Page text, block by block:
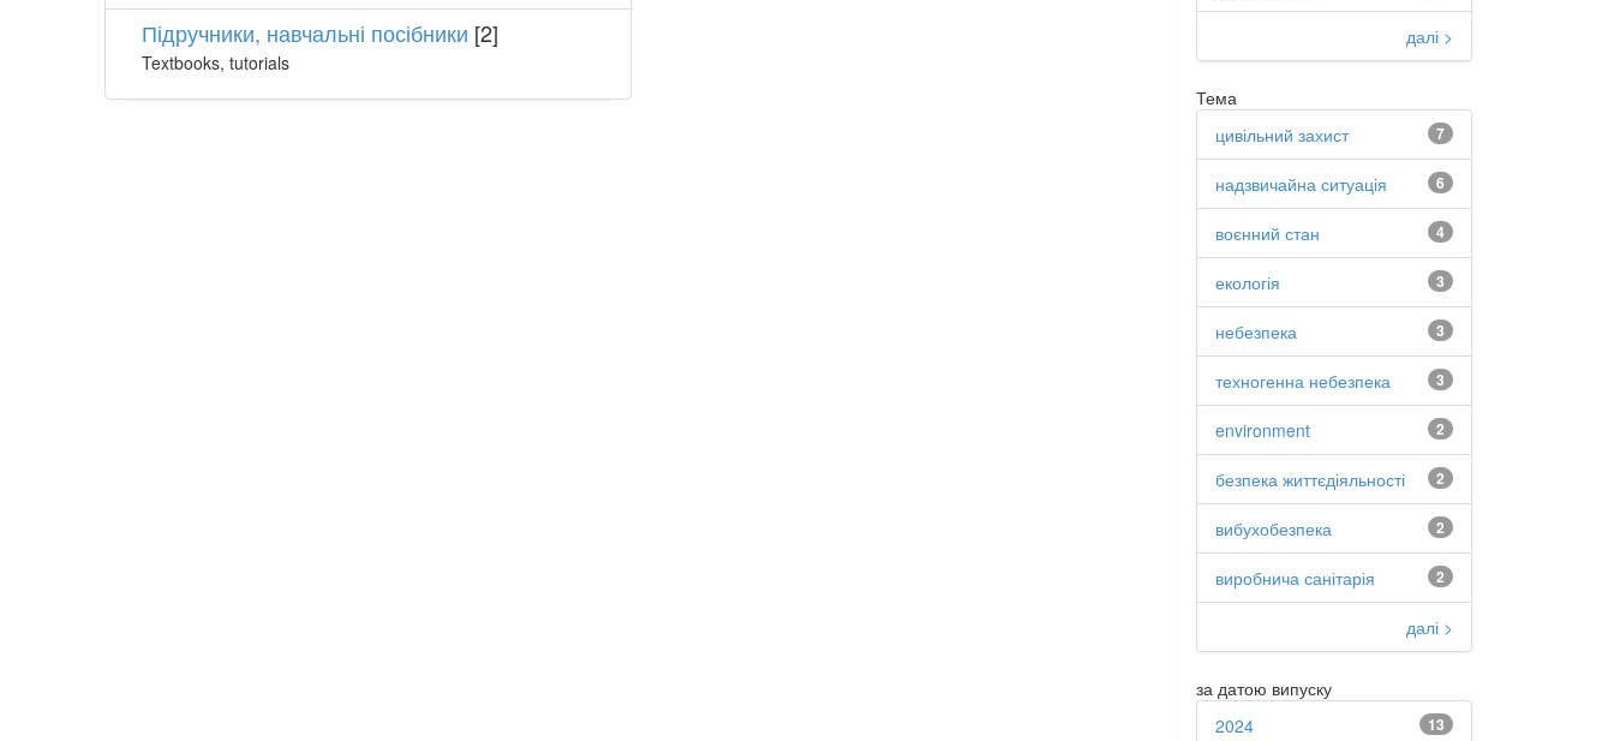
Підручники, навчальні посібники [2]
Textbooks, tutorials
далі >
Тема
7
цивільний захист
6
надзвичайна ситуація
4
воєнний стан
3
екологія
3
небезпека
3
техногенна небезпека
2
environment
2
безпека життєдіяльності
2
вибухобезпека
2
виробнича санітарія
далі >
за датою випуску
13
2024